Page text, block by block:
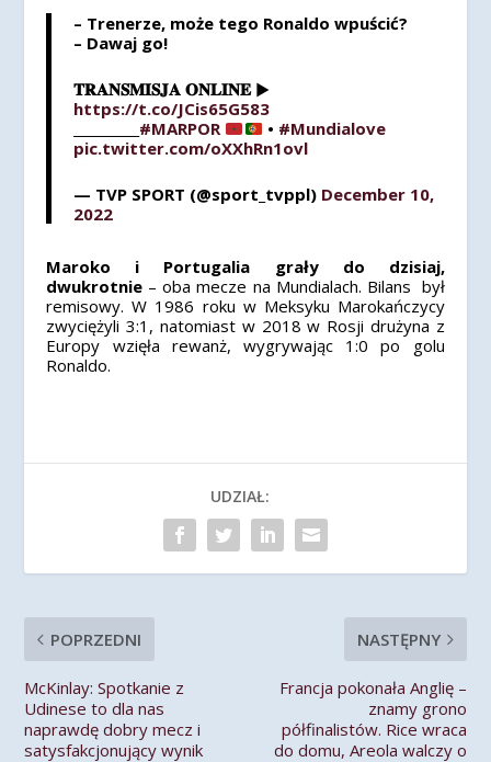
– Trenerze, może tego Ronaldo wpuścić?
– Dawaj go!
𝐓𝐑𝐀𝐍𝐒𝐌𝐈𝐒𝐉𝐀 𝐎𝐍𝐋𝐈𝐍𝐄 ▶
https://t.co/JCis65G583
#MARPOR 󠁧󠁢󠁥󠁮󠁧• #Mundialove
pic.twitter.com/oXXhRn1ovl
— TVP SPORT (@sport_tvppl) December 10,
2022
Maroko i Portugalia grały do dzisiaj,
dwukrotnie – oba mecze na Mundialach. Bilans był
remisowy. W 1986 roku w Meksyku Marokańczycy
zwyciężyli 3:1, natomiast w 2018 w Rosji drużyna z
Europy wzięła rewanż, wygrywając 1:0 po golu
Ronaldo.
UDZIAŁ:
POPRZEDNI
McKinlay: Spotkanie z
Udinese to dla nas
naprawdę dobry mecz i
satysfakcjonujący wynik
NASTĘPNY
Francja pokonała Anglię –
znamy grono
półfinalistów. Rice wraca
do domu, Areola walczy o